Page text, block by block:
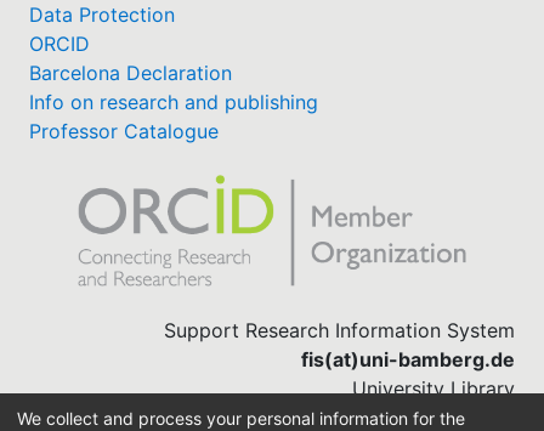
Data Protection
ORCID
Barcelona Declaration
Info on research and publishing
Professor Catalogue
Support Research Information System
fis(at)uni-bamberg.de
University Library
(0951) 863-1568
We collect and process your personal information for the